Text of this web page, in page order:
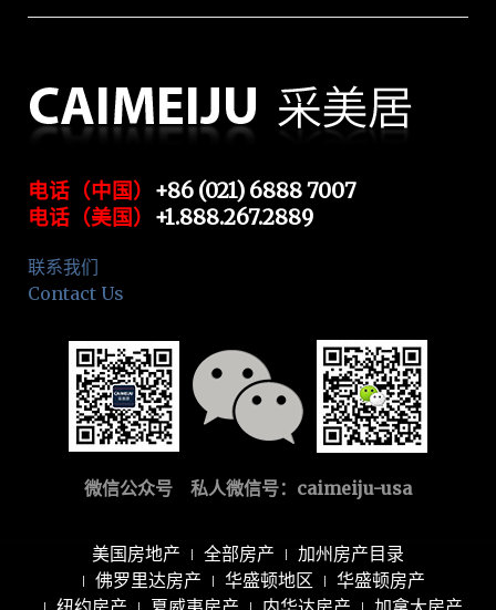
电话（中国） +86 (021) 6888 7007
电话（美国） +1.888.267.2889
联系我们
Contact Us
微信公众号 私人微信号： caimeiju-usa
美国房地产 全部房产
加州房产目录
佛罗里达房产
华盛顿地区
华盛顿房产